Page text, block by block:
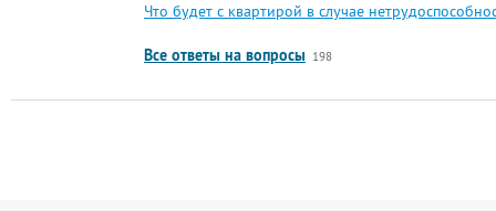
Что будет с квартирой в случае
Все ответы на вопросы 198